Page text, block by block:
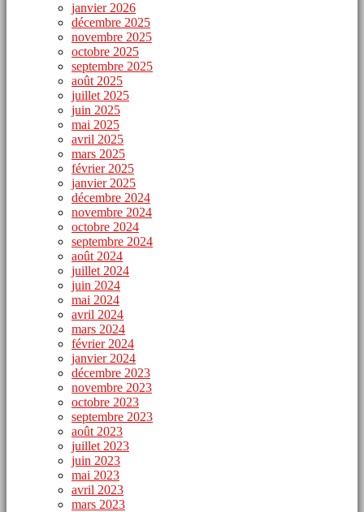
janvier 2026
décembre 2025
novembre 2025
octobre 2025
septembre 2025
août 2025
juillet 2025
juin 2025
mai 2025
avril 2025
mars 2025
février 2025
janvier 2025
décembre 2024
novembre 2024
octobre 2024
septembre 2024
août 2024
juillet 2024
juin 2024
mai 2024
avril 2024
mars 2024
février 2024
janvier 2024
décembre 2023
novembre 2023
octobre 2023
septembre 2023
août 2023
juillet 2023
juin 2023
mai 2023
avril 2023
mars 2023